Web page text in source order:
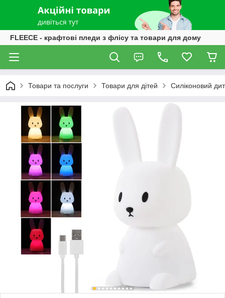
FLEECE - крафтові пледи з флісу та товари для дому
Товари та послуги Товари для дітей Силіконовий